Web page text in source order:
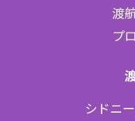
渡
プ
シドニ